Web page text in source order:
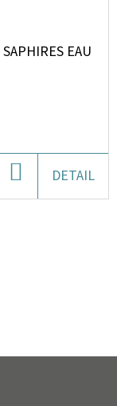
EAU
KOŠÍKU
DETAIL